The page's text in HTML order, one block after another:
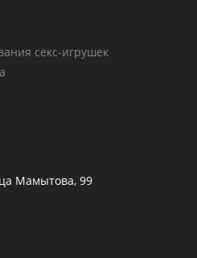
секс-игрушек
Мамытова, 99